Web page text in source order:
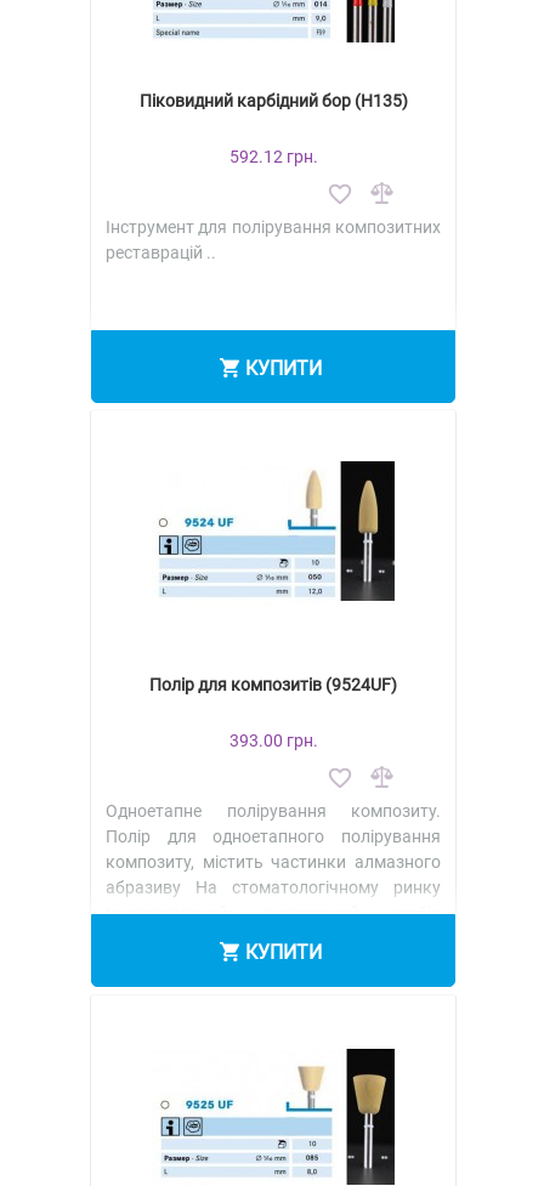
Піковидний карбідний бор (H135)
592.12 грн.
Інструмент для полірування композитних
реставрацій ..
КУПИТИ
Полір для композитів (9524UF)
393.00 грн.
Одноетапне полірування композиту.
Полір для одноетапного полірування
композиту, містить частинки алмазного
абразиву На стоматологічному ринку
представлений величезний вибір
КУПИТИ